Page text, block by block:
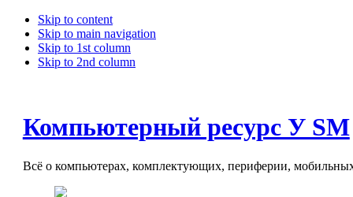
Skip to content
Skip to main navigation
Skip to 1st column
Skip to 2nd column
Компьютерный ресурс У SM
Всё о компьютерах, комплектующих, периферии, мобильных